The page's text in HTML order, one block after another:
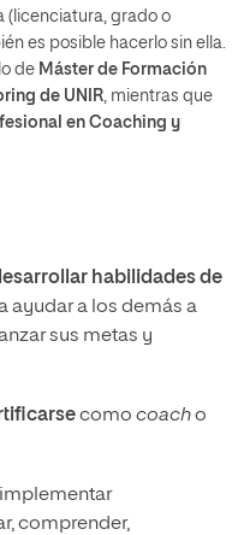
(licenciatura, grado o
es posible hacerlo sin ella.
de Máster de Formación
de UNIR, mientras que
en Coaching y
habilidades de
ayudar a los demás a
sus metas y
como coacho
comprender,